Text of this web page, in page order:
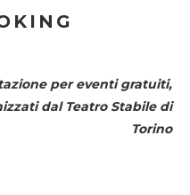
per eventi gratuiti,
dal Teatro Stabile di
Torino